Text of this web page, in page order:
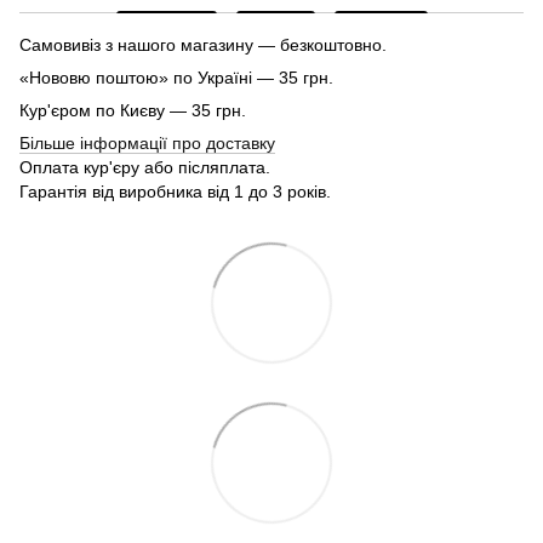
Самовивіз з нашого магазину — безкоштовно.
«Нововю поштою» по Україні — 35 грн.
Кур'єром по Києву — 35 грн.
Більше інформації про доставку
Оплата кур'єру або післяплата.
Гарантія від виробника від 1 до 3 років.